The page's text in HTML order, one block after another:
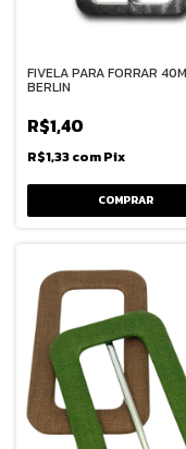
FIVELA PARA FORRAR
BERLIN
R$1,40
R$1,33comPix